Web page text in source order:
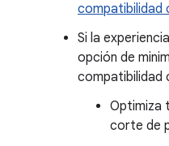
compatibilidad
Si la
opción de
compatibilidad
Optimiza
corte de